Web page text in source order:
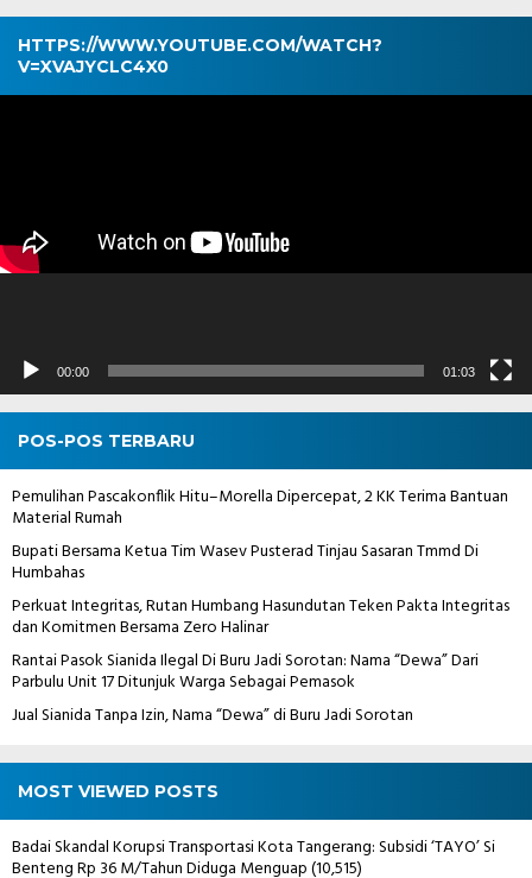
HTTPS://WWW.YOUTUBE.COM/WATCH?
V=XVAJYCLC4X0
Pemutar
00:00 01:03
POS-POS TERBARU
Pemulihan Pascakonflik Hitu–Morella Dipercepat, 2 KK Terima Bantuan
Material Rumah
Bupati Bersama Ketua Tim Wasev Pusterad Tinjau Sasaran Tmmd Di
Humbahas
Perkuat Integritas, Rutan Humbang Hasundutan Teken Pakta Integritas
dan Komitmen Bersama Zero Halinar
Rantai Pasok Sianida Ilegal Di Buru Jadi Sorotan: Nama “Dewa” Dari
Parbulu Unit 17 Ditunjuk Warga Sebagai Pemasok
Jual Sianida Tanpa Izin, Nama “Dewa” di Buru Jadi Sorotan
MOST VIEWED POSTS
Badai Skandal Korupsi Transportasi Kota Tangerang: Subsidi ‘TAYO’ Si
Benteng Rp 36 M/Tahun Diduga Menguap(10,515)